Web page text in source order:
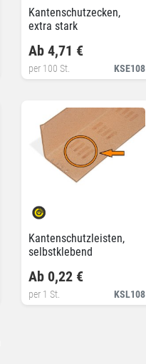
Kantenschutzecken,
extra stark
KSE108
Ab 4,71 €
per 100 St.
Kantenschutzleisten,
selbstklebend
KSL108
Ab 0,22 €
per 1 St.